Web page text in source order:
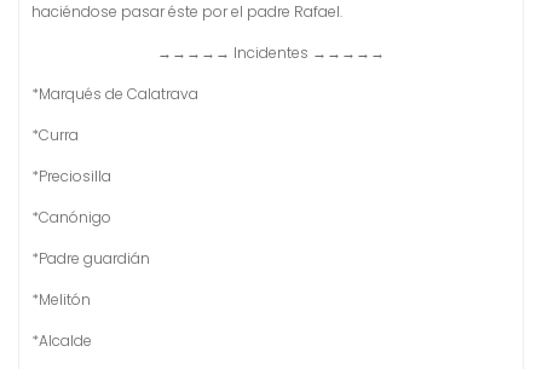
haciéndose pasar éste por el padre Rafael.
→→→→→ Incidentes →→→→→
*Marqués de Calatrava
*Curra
*Preciosilla
*Canónigo
*Padre guardián
*Melitón
*Alcalde